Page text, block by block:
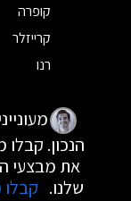
קופרה
קרייזלר
רנו
הנכון. קבלו
את מבצעי
שלנו.